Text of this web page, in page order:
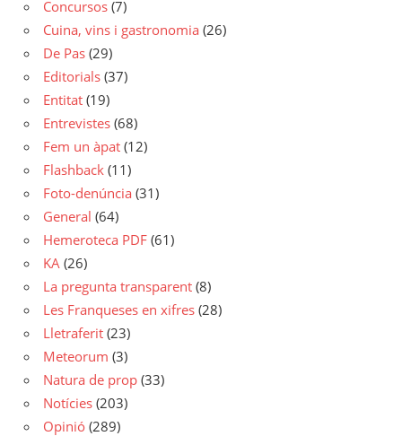
Concursos (7)
Cuina, vins i gastronomia (26)
De Pas (29)
Editorials (37)
Entitat (19)
Entrevistes (68)
Fem un àpat (12)
Flashback (11)
Foto-denúncia (31)
General (64)
Hemeroteca PDF (61)
KA (26)
La pregunta transparent (8)
Les Franqueses en xifres (28)
Lletraferit (23)
Meteorum (3)
Natura de prop (33)
Notícies (203)
Opinió (289)